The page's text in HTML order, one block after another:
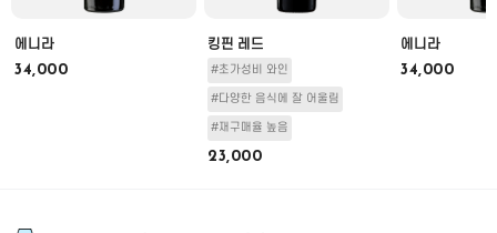
에니라
34,000
킹핀 레드
#초가성비 와인
#다양한 음식에 잘 어울림
#재구매율 높음
23,000
에니라
34,000